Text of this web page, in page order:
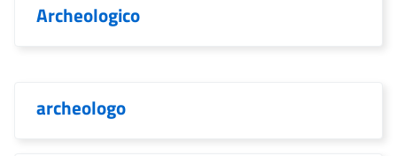
Archeologico
archeologo